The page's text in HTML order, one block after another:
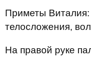
Приметы Виталия:
телосложения,
На правой руке